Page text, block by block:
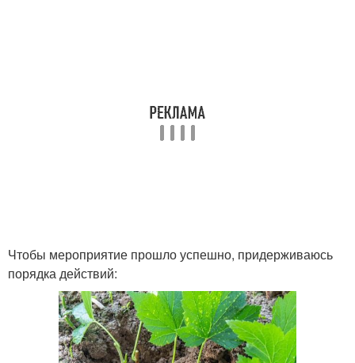
Чтобы мероприятие прошло успешно, придерживаюсь
порядка действий: